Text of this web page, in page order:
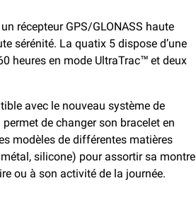
récepteur GPS/GLONASS haute
sérénité. La quatix 5 dispose d’une
heures en mode UltraTrac™ et deux
avec le nouveau système de
permet de changer son bracelet en
modèles de différentes matières
silicone) pour assortir sa montre
ou à son activité de la journée.